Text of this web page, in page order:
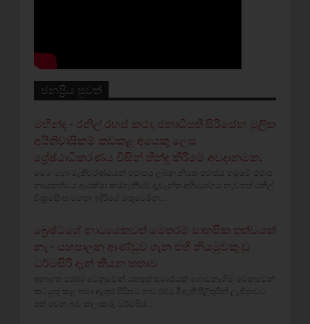
ජනප්‍රිය පුවත්
මහින්ද - රනිල් රහස් කථා, ජනාධිපති සිරිසේන මුලික
අයිතිවාසිකම් කඩකළ අයෙකු ලෙස
ශ්‍රේෂ්ඨාධිකරණය විසින් තීන්දු කිරීමේ අවදානමක.
මෙම මහා මැතිවරණයෙන් එජාපය ලබන නියත පරාජය හමුවේ එජාප
නායකත්වය ආරක්ෂා කරගැනීමේ දැවැන්ත අභියෝගය නැවතත් රනිල්
වික්‍රමසිංහ මහතා ඉදිරියේ මතුවෙමින...
බ්‍රෙෂ්ට්ගේ නාට්‍යයකවත් මෙතරම් සාහසික තත්වයක්
නෑ - යහපාලන ආණ්ඩුව ගැන එහි නියමුවකු වූ
ධර්මසිරි දැන් කියන කතාව
අනාගත පරපුර වෙනුවෙන් යහපත් සමාජයක් ගොඩනැගීම වෙනුවෙන්
කටයුතු කළ තමා ඇතුළු පිරිසට නව රජය දී ඇති පිළිතුරින් ලැජ්ජාවට
පත් වෙන බව කලාකරු ධර්මසිර...